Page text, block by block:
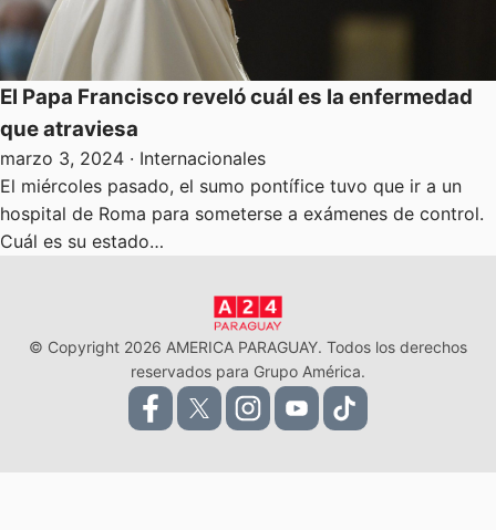
El Papa Francisco reveló cuál es la enfermedad
que atraviesa
marzo 3, 2024 · Internacionales
El miércoles pasado, el sumo pontífice tuvo que ir a un
hospital de Roma para someterse a exámenes de control.
Cuál es su estado…
© Copyright 2026 AMERICA PARAGUAY. Todos los derechos
reservados para Grupo América.